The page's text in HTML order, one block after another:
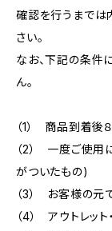
確認を行うまでは
さい。
なお、下記の条件
ん。
（1） 商品到着後
（2） 一度ご使用
がついたもの)
（3） お客様の元
（4） アウトレッ